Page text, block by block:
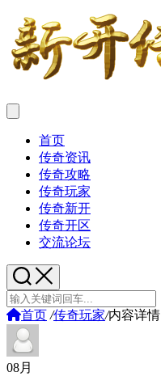
首页
传奇资讯
传奇攻略
传奇玩家
传奇新开
传奇开区
交流论坛
首页 /传奇玩家/内容详情
08月